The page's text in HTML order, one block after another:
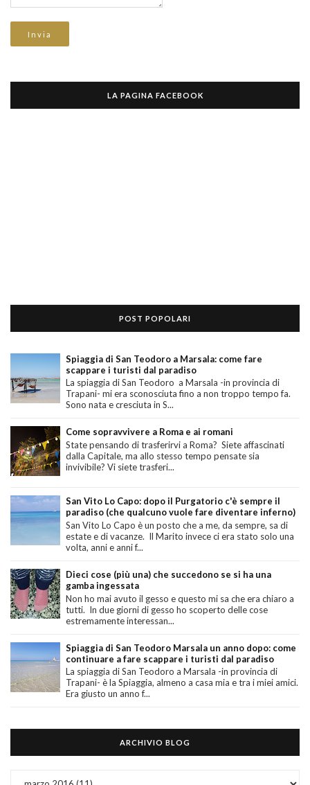
LA PAGINA FACEBOOK
POST POPOLARI
Spiaggia di San Teodoro a Marsala: come fare
scappare i turisti dal paradiso
La spiaggia di San Teodoro a Marsala -in provincia di
Trapani- mi era sconosciuta fino a non troppo tempo fa.
Sono nata e cresciuta in S...
Come sopravvivere a Roma e ai romani
State pensando di trasferirvi a Roma? Siete affascinati
dalla Capitale, ma allo stesso tempo pensate sia
invivibile? Vi siete trasferi...
San Vito Lo Capo: dopo il Purgatorio c'è sempre il
paradiso (che qualcuno vuole fare diventare inferno)
San Vito Lo Capo è un posto che a me, da sempre, sa di
estate e di vacanze. Il Marito invece ci era stato solo una
volta, anni e anni f...
Dieci cose (più una) che succedono se si ha una
gamba ingessata
Non ho mai avuto il gesso e questo mi sa che era chiaro a
tutti. In due giorni di gesso ho scoperto delle cose
estremamente interessan...
Spiaggia di San Teodoro Marsala un anno dopo: come
continuare a fare scappare i turisti dal paradiso
La spiaggia di San Teodoro a Marsala -in provincia di
Trapani- è la Spiaggia, almeno a casa mia e tra i miei amici.
Era giusto un anno f...
ARCHIVIO BLOG